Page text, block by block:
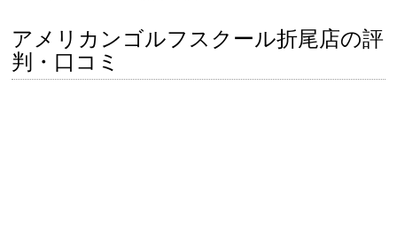
アメリカンゴルフスクール折尾店の評
判・口コミ